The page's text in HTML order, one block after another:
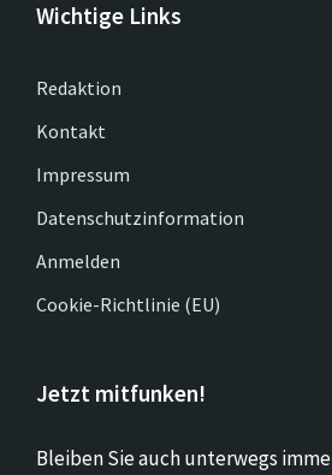
Wichtige Links
Redaktion
Kontakt
Impressum
Datenschutzinformation
Anmelden
Cookie-Richtlinie (EU)
Jetzt mitfunken!
Bleiben Sie auch unterwegs